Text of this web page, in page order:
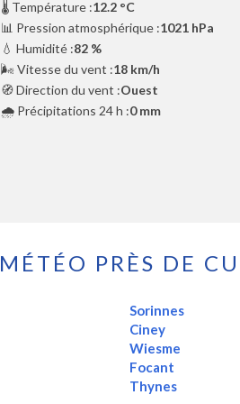
🌡️ Température :12.2 °C
📊 Pression atmosphérique :1021 hPa
💧 Humidité :82 %
🌬️ Vitesse du vent :18 km/h
🧭 Direction du vent :Ouest
🌧️ Précipitations 24 h :0 mm
MÉTÉO PRÈS DE
Sorinnes
Ciney
Wiesme
Focant
Thynes